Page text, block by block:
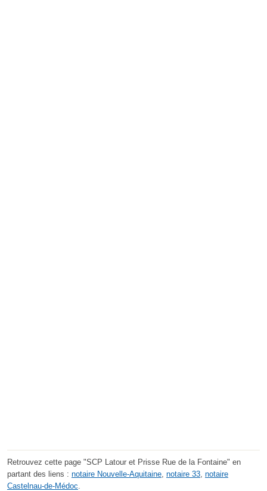
Retrouvez cette page "SCP Latour et Prisse Rue de la Fontaine" en
partant des liens : notaire Nouvelle-Aquitaine, notaire 33, notaire
Castelnau-de-Médoc.